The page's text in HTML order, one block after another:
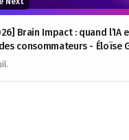
Brain Impact : quand l’IA
consommateurs - Éloïse